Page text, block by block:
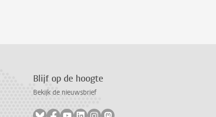
Blijf op de hoogte
Bekijk de nieuwsbrief
Volg ons op bluesky
Volg ons op facebook
Volg ons op youtube
Volg ons op linkedin
Volg ons op instagram
Volg ons op mastodon